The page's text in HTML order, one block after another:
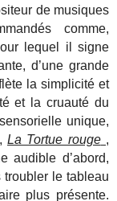
de musiques
comme,
lequel il signe
d’une grande
la simplicité et
et la cruauté du
unique,
La Tortue rouge,
audible d’abord,
le tableau
plus présente.